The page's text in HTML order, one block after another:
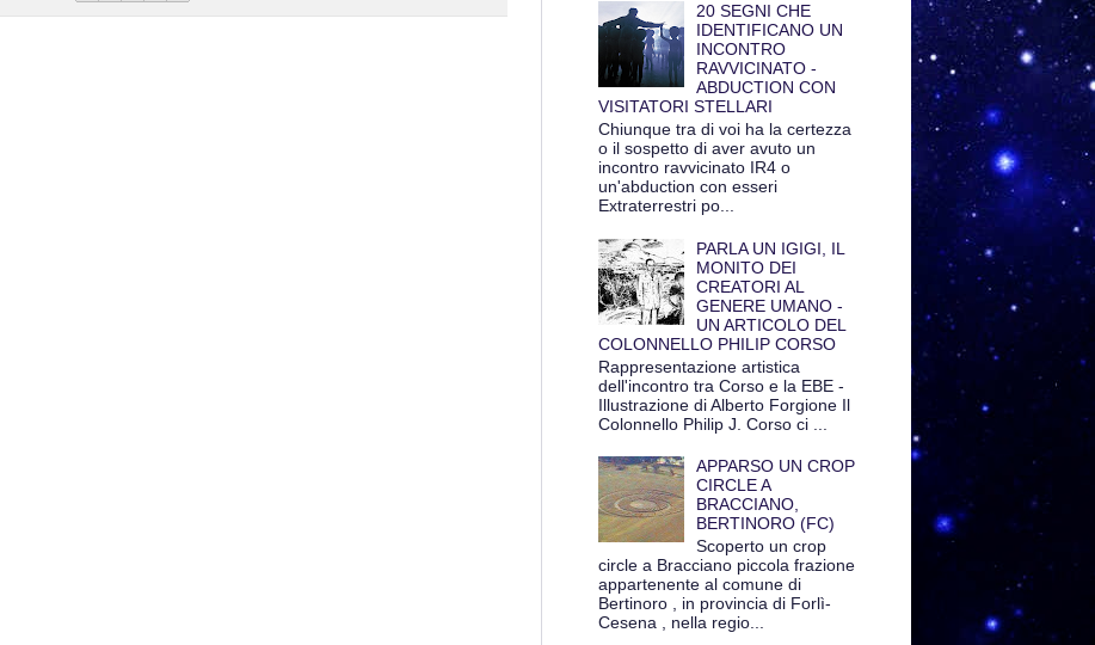
20 SEGNI CHE
IDENTIFICANO UN
INCONTRO
RAVVICINATO -
ABDUCTION CON
VISITATORI STELLARI
Chiunque tra di voi ha la certezza
o il sospetto di aver avuto un
incontro ravvicinato IR4 o
un'abduction con esseri
Extraterrestri po...
PARLA UN IGIGI, IL
MONITO DEI
CREATORI AL
GENERE UMANO -
UN ARTICOLO DEL
COLONNELLO PHILIP CORSO
Rappresentazione artistica
dell'incontro tra Corso e la EBE -
Illustrazione di Alberto Forgione Il
Colonnello Philip J. Corso ci ...
APPARSO UN CROP
CIRCLE A
BRACCIANO,
BERTINORO (FC)
Scoperto un crop
circle a Bracciano piccola frazione
appartenente al comune di
Bertinoro , in provincia di Forlì-
Cesena , nella regio...